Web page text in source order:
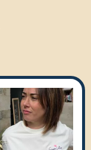
Ce